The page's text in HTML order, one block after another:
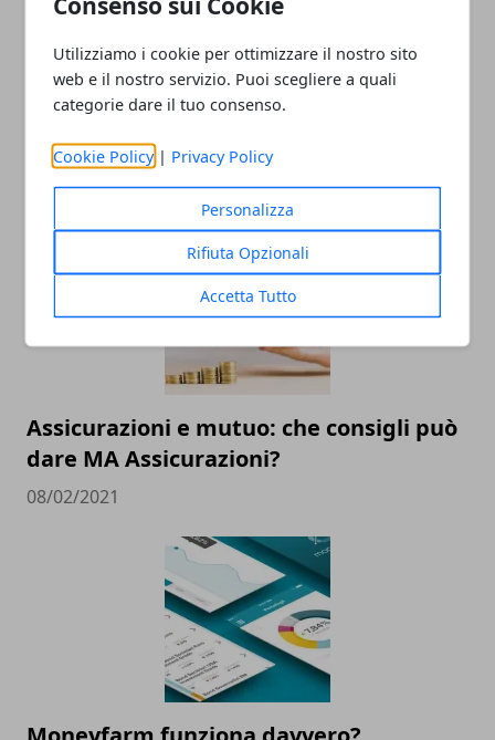
Utilizziamo i cookie per ottimizzare il nostro sito
web e il nostro servizio. Puoi scegliere a quali
categorie dare il tuo consenso.
Cookie Policy | Privacy Policy
Personalizza
Rifiuta Opzionali
Accetta Tutto
Che cos'è il CRIF e quali sono le
conseguenze?
02/04/2021
Assicurazioni e mutuo: che consigli può
dare MA Assicurazioni?
08/02/2021